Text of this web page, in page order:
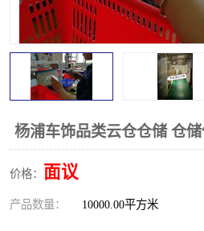
杨浦车饰品类云仓仓储 仓
价格： 面议
产品数量： 10000.00平方米